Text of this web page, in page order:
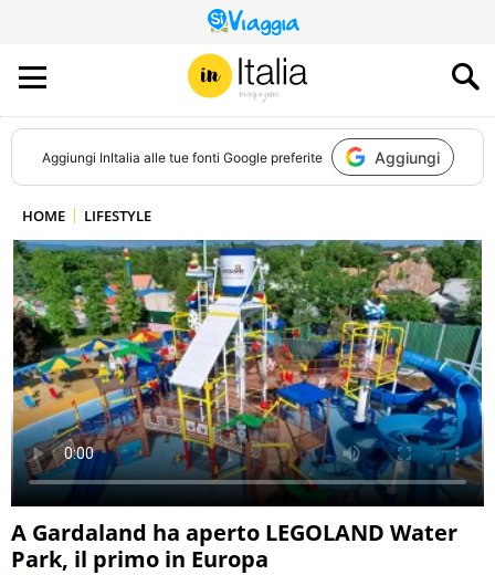
QUESTO
SITO
CONTRIBUISCE
ALL’AUDIENCE
DI
Aggiungi InItalia alle tue fonti Google preferite Aggiungi
HOME LIFESTYLE
A Gardaland ha aperto LEGOLAND Water
Park, il primo in Europa